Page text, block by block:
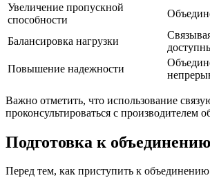
Увеличение пропускной
способности
Балансировка нагрузки
Повышение надежности
Важно отметить, что использование
проконсультироваться с производителем
Подготовка к
Перед тем, как приступить к